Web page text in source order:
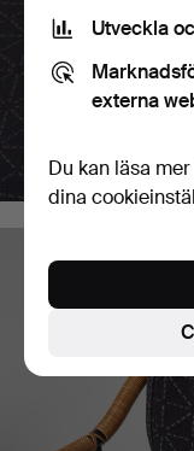
Utveckla
externa
Du kan läsa
dina